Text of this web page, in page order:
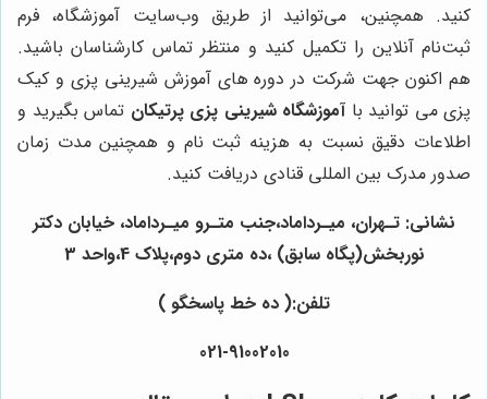
کنید. همچنین، می‌توانید از طریق وب‌سایت آموزشگاه، فرم
ثبت‌نام آنلاین را تکمیل کنید و منتظر تماس کارشناسان باشید.
هم اکنون جهت شرکت در دوره های آموزش شیرینی پزی و کیک
پزی می توانید باآموزشگاه شیرینی پزی پرتیکان تماس بگیرید و
اطلاعات دقیق نسبت به هزینه ثبت نام و همچنین مدت زمان
صدور مدرک بین المللی قنادی دریافت کنید.
نشانی: تـهران، میـرداماد،جنب متـرو میـرداماد، خیابان دکتر
نوربخش(پگاه سابق) ،ده متری دوم،پلاک 4،واحد 3
تلفن:( ده خط پاسخگو )
021-91002010